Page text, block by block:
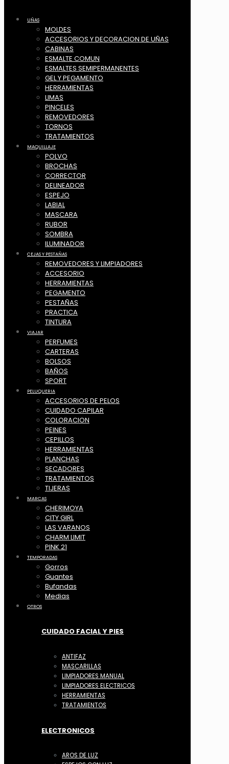
UÑAS
MOLDES
ACCESORIOS Y DECORACION DE UÑAS
CABINAS
ESMALTE COMUN
ESMALTES SEMIPERMANENTES
GEL Y PEGAMENTO
HERRAMIENTAS
LIMAS
PINCELES
REMOVEDORES
TORNOS
TRATAMIENTOS
MAQUILLAJE
POLVO
BROCHAS
CORRECTOR
DELINEADOR
ESPEJO
LABIAL
MASCARA
RUBOR
SOMBRA
ILUMINADOR
CEJAS Y PESTAÑAS
REMOVEDORES Y LIMPIADORES
ACCESORIO
HERRAMIENTAS
PEGAMENTO
PESTAÑAS
PRACTICA
TINTURA
VIAJAR
PERFUMES
CARTERAS
BOLSOS
BAÑOS
SPORT
PELUQUERIA
ACCESORIOS DE PELOS
CUIDADO CAPILAR
COLORACION
PEINES
CEPILLOS
HERRAMIENTAS
PLANCHAS
SECADORES
TRATAMIENTOS
TIJERAS
MARCAS
CHERIMOYA
CITY GIRL
LAS VARANOS
CHARM LIMIT
PINK 21
TEMPORADAS
Gorros
Guantes
Bufandas
Medias
OTROS
CUIDADO FACIAL Y PIES
ANTIFAZ
MASCARILLAS
LIMPIADORES MANUAL
LIMPIADORES ELECTRICOS
HERRAMIENTAS
TRATAMIENTOS
ELECTRONICOS
AROS DE LUZ